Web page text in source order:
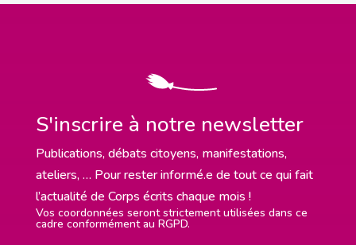
S'inscrire à notre newsletter
Publications, débats citoyens, manifestations,
ateliers, … Pour rester informé.e de tout ce qui fait
l’actualité de Corps écrits chaque mois !
Vos coordonnées seront strictement utilisées dans ce
cadre conformément au RGPD.